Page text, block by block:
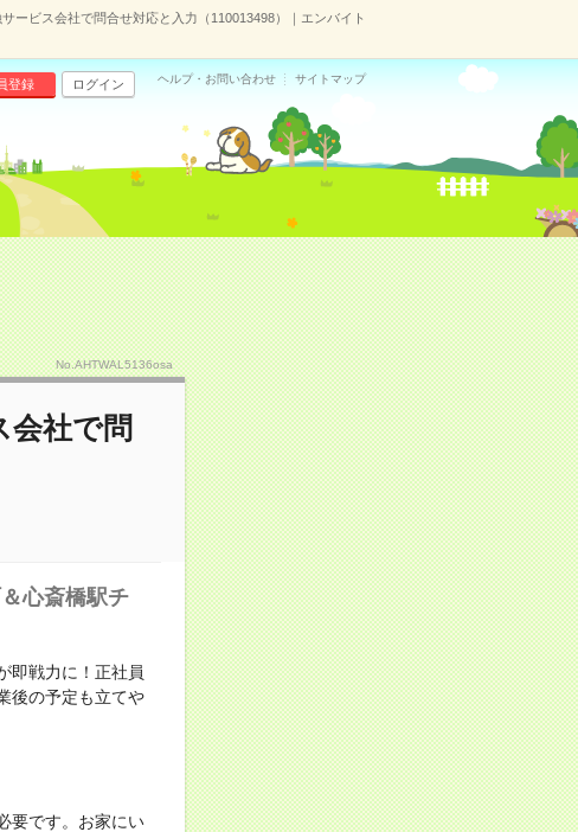
ービス会社で問合せ対応と入力（110013498）｜エンバイト
登録 ログイン ヘルプ・お問い合わせ サイトマップ
No.AHTWAL5136osa
会社で問
心斎橋駅チ
即戦力に！正社員
後の予定も立てや
要です。お家にい